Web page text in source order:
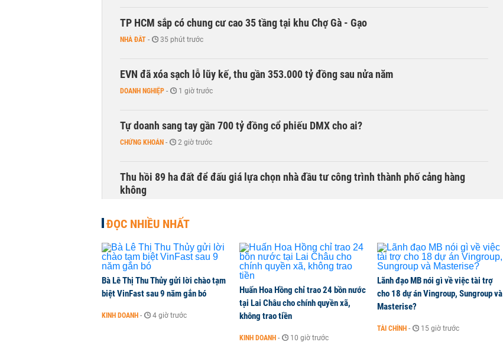
TP HCM sắp có chung cư cao 35 tầng tại khu Chợ Gà - Gạo
NHÀ ĐẤT - 35 phút trước
EVN đã xóa sạch lỗ lũy kế, thu gần 353.000 tỷ đồng sau nửa năm
DOANH NGHIỆP - 1 giờ trước
Tự doanh sang tay gần 700 tỷ đồng cổ phiếu DMX cho ai?
CHỨNG KHOÁN - 2 giờ trước
Thu hồi 89 ha đất để đấu giá lựa chọn nhà đầu tư công trình thành phố cảng hàng
không
Dòng tiền ngoại bất ngờ trở lại TTCK, ai đã mua vào?
CHỨNG KHOÁN 2 giờ trước
Kiến nghị đưa người bán hàng online, lao động công trình đóng BHXH bắt buộc
TikToker Khánh Sky, Vua Quạt, Hồ Văn Khoa bị khởi tố
ĐỌC NHIỀU NHẤT
Bà Lê Thị Thu Thủy gửi lời chào tạm
biệt VinFast sau 9 năm gắn bó
KINH DOANH - 4 giờ trước
Huấn Hoa Hồng chỉ trao 24 bồn nước
tại Lai Châu cho chính quyền xã,
không trao tiền
KINH DOANH - 10 giờ trước
Lãnh đạo MB nói gì về việc tài trợ
cho 18 dự án Vingroup, Sungroup và
Masterise?
TÀI CHÍNH - 15 giờ trước